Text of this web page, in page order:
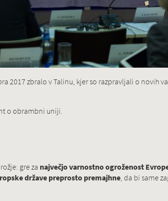
2017 zbralo v Talinu, kjer so razpravljali o novih
o obrambni uniji.
gre za največjo varnostno ogroženost
države preprosto premajhne, da bi same